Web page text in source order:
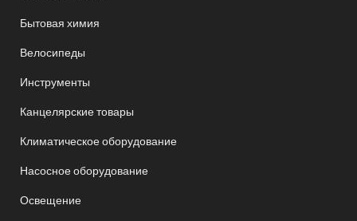
Бытовая химия
Велосипеды
Инструменты
Канцелярские товары
Климатическое оборудование
Насосное оборудование
Освещение